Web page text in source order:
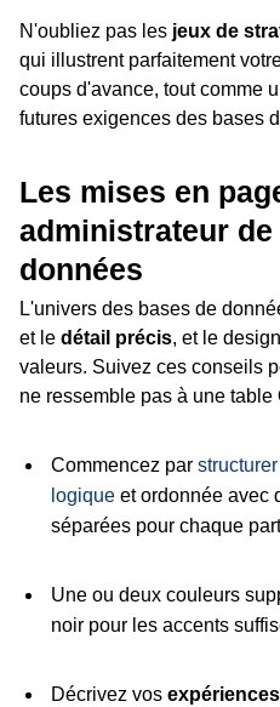
N'oubliez pas les jeux de
qui illustrent parfaitement
coups d'avance, tout comme
futures exigences des bases
Les mises en
administrateur de
données
L'univers des bases de
et le détail précis, et le
valeurs. Suivez ces conseils
ne ressemble pas à une table
Commencez par
logiqueet ordonnée avec
séparées pour chaque
Une ou deux couleurs
noir pour les accents
Décrivez vos